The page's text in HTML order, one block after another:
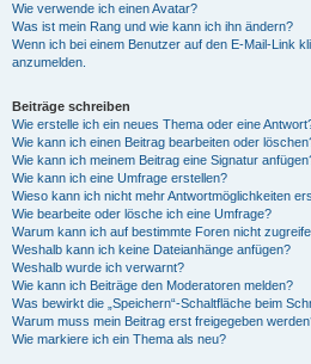
Wie verwende ich einen Avatar?
Was ist mein Rang und wie kann ich ihn ändern?
Wenn ich bei einem Benutzer auf den E-Mail-Link
anzumelden.
Beiträge schreiben
Wie erstelle ich ein neues Thema oder eine
Wie kann ich einen Beitrag bearbeiten oder
Wie kann ich meinem Beitrag eine Signatur
Wie kann ich eine Umfrage erstellen?
Wieso kann ich nicht mehr Antwortmöglichkeiten
Wie bearbeite oder lösche ich eine Umfrage?
Warum kann ich auf bestimmte Foren nicht
Weshalb kann ich keine Dateianhänge anfügen?
Weshalb wurde ich verwarnt?
Wie kann ich Beiträge den Moderatoren melden?
Was bewirkt die „Speichern“-Schaltfläche beim
Warum muss mein Beitrag erst freigegeben
Wie markiere ich ein Thema als neu?